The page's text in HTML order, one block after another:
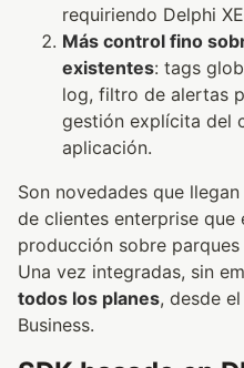
requiriendo Delphi
Más control fino
existentes: tags
log, filtro de alertas
gestión explícita del
aplicación.
Son novedades que
de clientes enterprise que
producción sobre
Una vez integradas, sin
todos los planes, desde
Business.